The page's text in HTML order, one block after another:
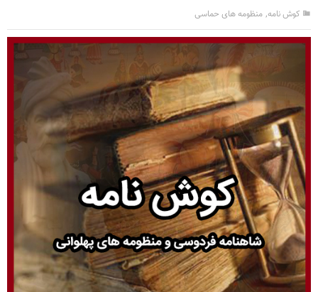
کوش نامه, منظومه های حماسی